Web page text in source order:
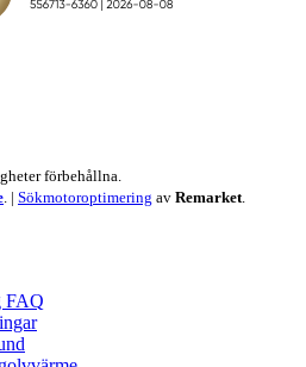
förbehållna.
. | Sökmotoroptimering av Remarket.
FAQ